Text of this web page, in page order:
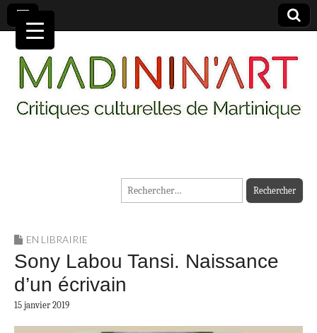
MADININ'ART
Rechercher :
EN LIBRAIRIE
Sony Labou Tansi. Naissance
d’un écrivain
15 janvier 2019